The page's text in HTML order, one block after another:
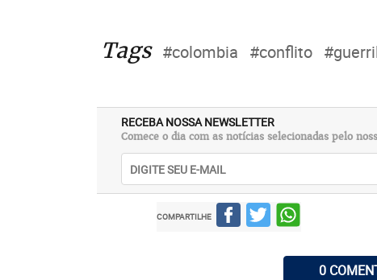
Tags #colombia #conflito
RECEBA NOSSA NEWSLETTER
Comece o dia com as notícias selecionadas pelo
COMPARTILHE
0